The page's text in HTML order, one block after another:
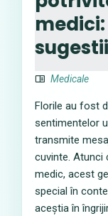
sugestii
Medicale
Florile au fost
sentimentelor
transmite
cuvinte. Atunci
medic, acest
special în
aceștia în